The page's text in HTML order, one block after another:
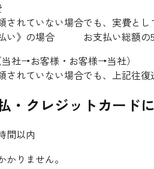
されていない場合でも、実費とし
払い》の場合 お支払い総額の
社→お客様・お客様→当社）
されていない場合でも、上記往復
・クレジットカード
間以内
りません。